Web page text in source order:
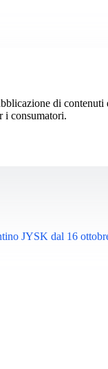
di
i consumatori.